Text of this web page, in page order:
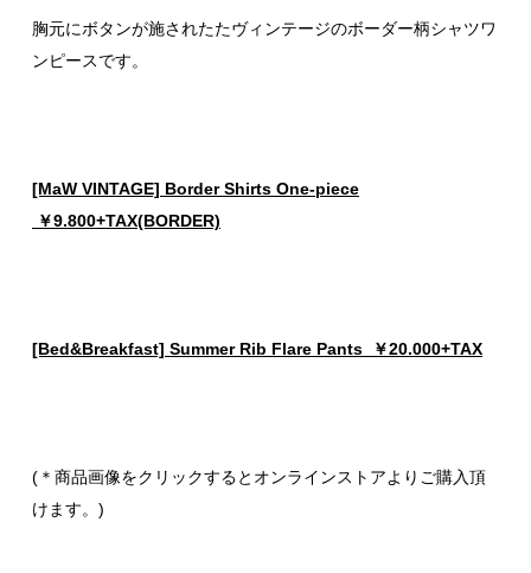
胸元にボタンが施されたたヴィンテージのボーダー柄シャツワ
ンピースです。
[MaW VINTAGE] Border Shirts One-piece
￥9.800+TAX(BORDER)
[Bed&Breakfast] Summer Rib Flare Pants ￥20.000+TAX
(＊商品画像をクリックするとオンラインストアよりご購入頂
けます。)